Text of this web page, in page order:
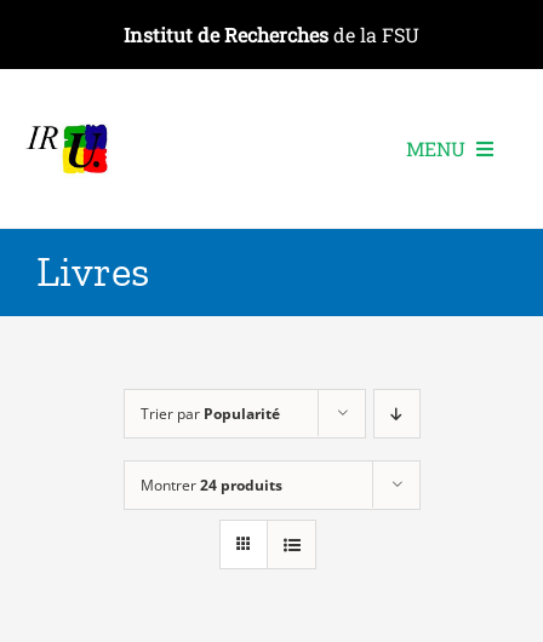
contenu
Institut de Recherchesde la FSU
MENU
Les recherches
Les événements
Livres
Trier par Popularité
Montrer24 produits